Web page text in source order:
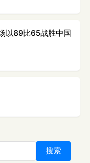
以89比65战胜中国
搜索